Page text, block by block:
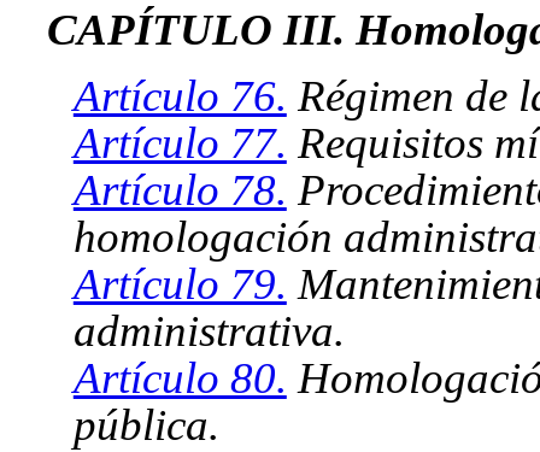
CAPÍTULO III.
Artículo 76. Régimen de
Artículo 77. Requisitos
Artículo 78.
homologación
Artículo 79.
administrativa.
Artículo 80.
pública.